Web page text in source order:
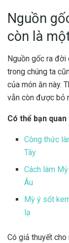
Nguồn
còn là
Nguồn gốc ra đời
trong chúng ta
của món ăn này.
vẫn còn được bỏ
Có thể bạn quan
Công thức
Tây
Cách làm
Âu
Mỳ ý sốt
lạ
Có giả thuyết